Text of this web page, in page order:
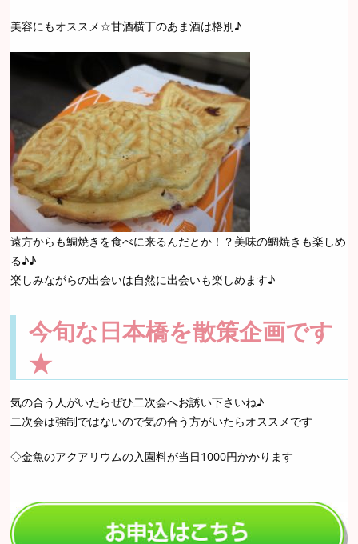
美容にもオススメ☆甘酒横丁のあま酒は格別♪
遠方からも鯛焼きを食べに来るんだとか！？美味の鯛焼きも楽しめ
る♪♪
楽しみながらの出会いは自然に出会いも楽しめます♪
今旬な日本橋を散策企画です
★
気の合う人がいたらぜひ二次会へお誘い下さいね♪
二次会は強制ではないので気の合う方がいたらオススメです
◇金魚のアクアリウムの入園料が当日1000円かかります